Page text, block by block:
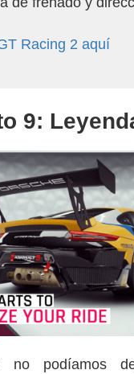
Racing 2 aquí
9:
no podíamos